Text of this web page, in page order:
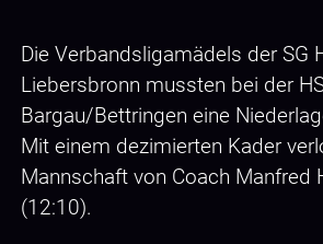
Die Verbandsligamädels der SG
Liebersbronn mussten bei der
Bargau/Bettringen eine
Mit einem dezimierten Kader
Mannschaft von Coach Manfred
(12:10).